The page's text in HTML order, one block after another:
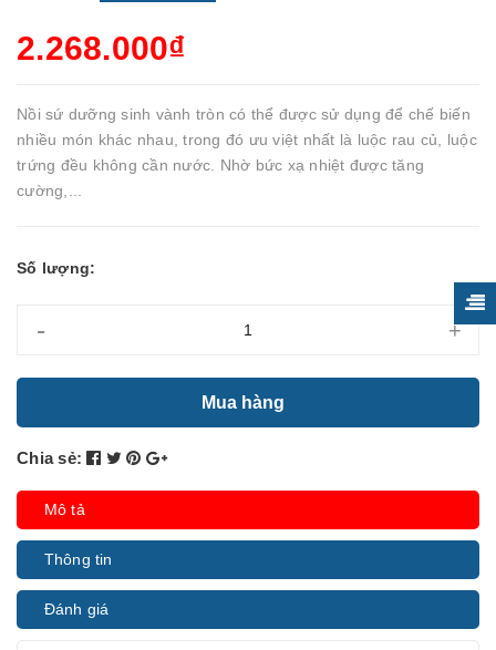
2.268.000₫
Nồi sứ dưỡng sinh vành tròn có thể được sử dụng để chế biến
nhiều món khác nhau, trong đó ưu việt nhất là luộc rau củ, luộc
trứng đều không cần nước. Nhờ bức xạ nhiệt được tăng
cường,...
Số lượng:
- +
Mua hàng
Chia sẻ:
Mô tả
Thông tin
Đánh giá